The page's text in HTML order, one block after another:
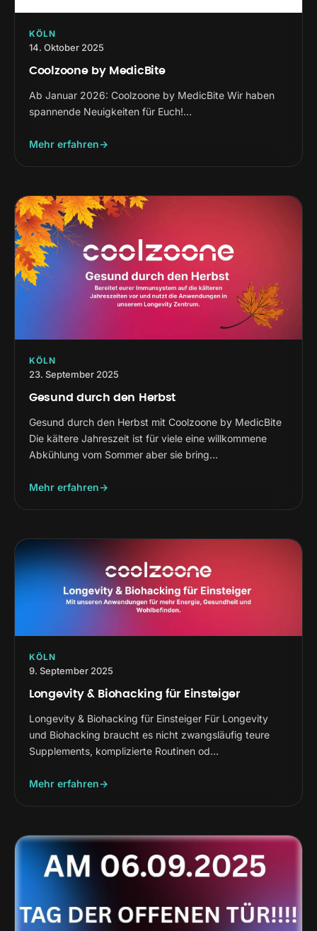
KÖLN
14. Oktober 2025
Coolzoone by MedicBite
Ab Januar 2026: Coolzoone by MedicBite Wir haben
spannende Neuigkeiten für Euch!…
Mehr erfahren
KÖLN
23. September 2025
Gesund durch den Herbst
Gesund durch den Herbst mit Coolzoone by MedicBite
Die kältere Jahreszeit ist für viele eine willkommene
Abkühlung vom Sommer aber sie bring…
Mehr erfahren
KÖLN
9. September 2025
Longevity & Biohacking für Einsteiger
Longevity & Biohacking für Einsteiger Für Longevity
und Biohacking braucht es nicht zwangsläufig teure
Supplements, komplizierte Routinen od…
Mehr erfahren